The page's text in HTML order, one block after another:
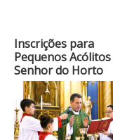
Inscrições para
Pequenos
Senhor do Horto